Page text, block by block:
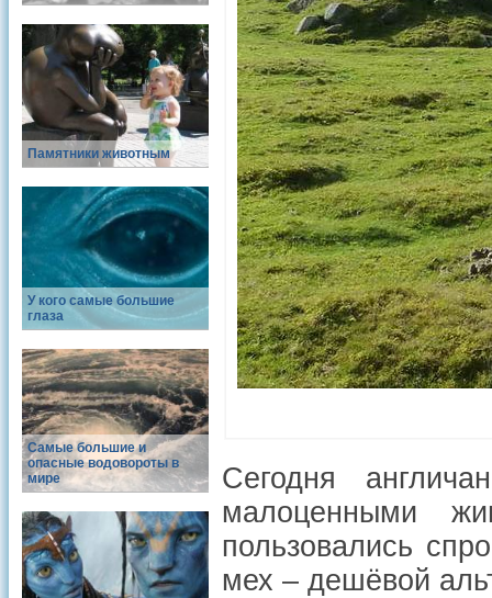
Памятники животным
У кого самые большие
глаза
Самые большие и
опасные водовороты в
мире
Сегодня
малоценными
пользовались
мех – дешёвой